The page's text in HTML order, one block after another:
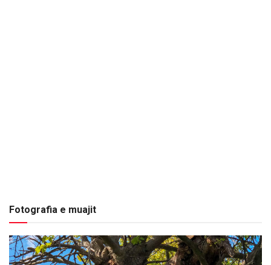
Fotografia e muajit